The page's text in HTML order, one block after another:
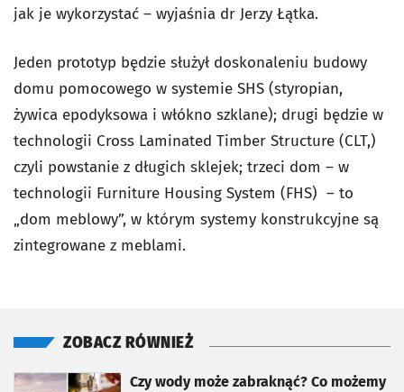
jak je wykorzystać – wyjaśnia dr Jerzy Łątka.
Jeden prototyp będzie służył doskonaleniu budowy
domu pomocowego w systemie SHS (styropian,
żywica epodyksowa i włókno szklane); drugi będzie w
technologii Cross Laminated Timber Structure (CLT,)
czyli powstanie z długich sklejek; trzeci dom – w
technologii Furniture Housing System (FHS) – to
„dom meblowy”, w którym systemy konstrukcyjne są
zintegrowane z meblami.
ZOBACZ RÓWNIEŻ
Czy wody może zabraknąć? Co możemy
otworzy się w nowej karcie